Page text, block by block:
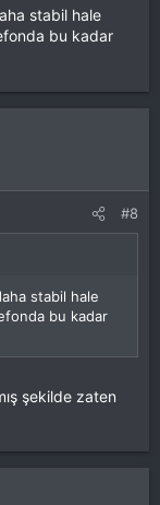
stabil hale
bu kadar
#8
stabil hale
bu kadar
şekilde zaten